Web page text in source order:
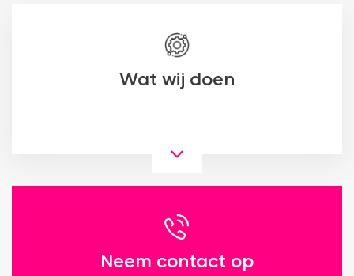
Wat wij doen
Neem contact op